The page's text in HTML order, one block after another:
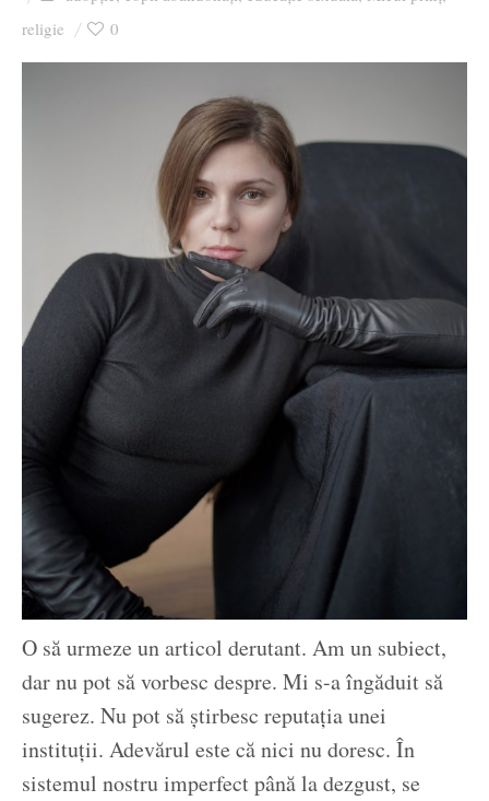
religie 0
O să urmeze un articol derutant. Am un subiect,
dar nu pot să vorbesc despre. Mi s-a îngăduit să
sugerez. Nu pot să știrbesc reputația unei
instituții. Adevărul este că nici nu doresc. În
sistemul nostru imperfect până la dezgust, se